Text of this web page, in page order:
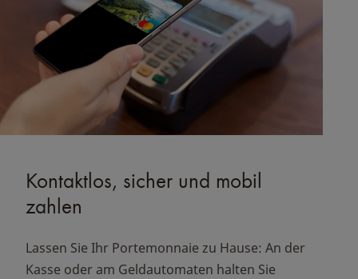
Kontaktlos, sicher und mobil
zahlen
Lassen Sie Ihr Portemonnaie zu Hause: An der
Kasse oder am Geldautomaten halten Sie